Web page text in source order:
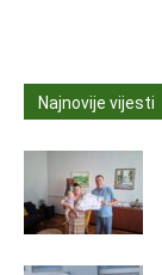
Najnovije vijesti